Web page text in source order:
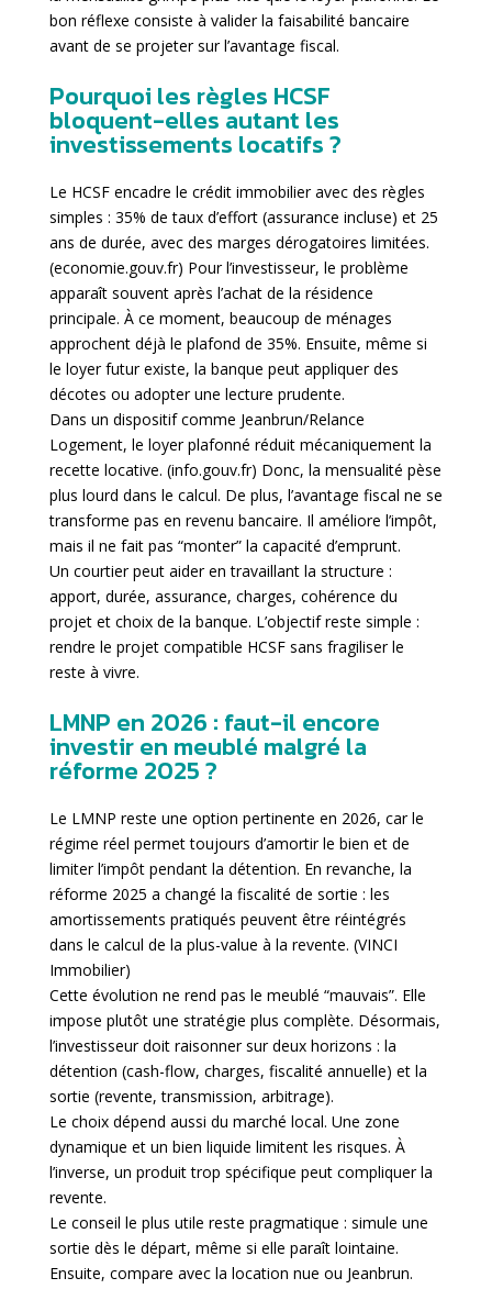
bon réflexe consiste à valider la faisabilité bancaire
avant de se projeter sur l’avantage fiscal.
Pourquoi les règles HCSF
bloquent-elles autant les
investissements locatifs ?
Le HCSF encadre le crédit immobilier avec des règles
simples : 35% de taux d’effort (assurance incluse) et 25
ans de durée, avec des marges dérogatoires limitées.
(economie.gouv.fr) Pour l’investisseur, le problème
apparaît souvent après l’achat de la résidence
principale. À ce moment, beaucoup de ménages
approchent déjà le plafond de 35%. Ensuite, même si
le loyer futur existe, la banque peut appliquer des
décotes ou adopter une lecture prudente.
Dans un dispositif comme Jeanbrun/Relance
Logement, le loyer plafonné réduit mécaniquement la
recette locative. (info.gouv.fr) Donc, la mensualité pèse
plus lourd dans le calcul. De plus, l’avantage fiscal ne se
transforme pas en revenu bancaire. Il améliore l’impôt,
mais il ne fait pas “monter” la capacité d’emprunt.
Un courtier peut aider en travaillant la structure :
apport, durée, assurance, charges, cohérence du
projet et choix de la banque. L’objectif reste simple :
rendre le projet compatible HCSF sans fragiliser le
reste à vivre.
LMNP en 2026 : faut-il encore
investir en meublé malgré la
réforme 2025 ?
Le LMNP reste une option pertinente en 2026, car le
régime réel permet toujours d’amortir le bien et de
limiter l’impôt pendant la détention. En revanche, la
réforme 2025 a changé la fiscalité de sortie : les
amortissements pratiqués peuvent être réintégrés
dans le calcul de la plus-value à la revente. (VINCI
Immobilier)
Cette évolution ne rend pas le meublé “mauvais”. Elle
impose plutôt une stratégie plus complète. Désormais,
l’investisseur doit raisonner sur deux horizons : la
détention (cash-flow, charges, fiscalité annuelle) et la
sortie (revente, transmission, arbitrage).
Le choix dépend aussi du marché local. Une zone
dynamique et un bien liquide limitent les risques. À
l’inverse, un produit trop spécifique peut compliquer la
revente.
Le conseil le plus utile reste pragmatique : simule une
sortie dès le départ, même si elle paraît lointaine.
Ensuite, compare avec la location nue ou Jeanbrun.